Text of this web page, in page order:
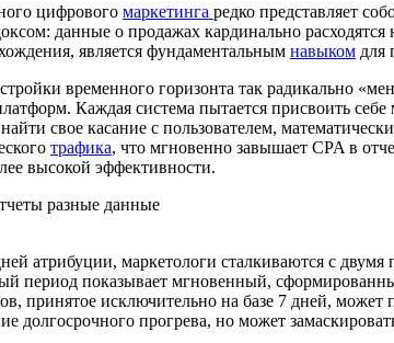
цифрового маркетинга редко представляет
данные о продажах кардинально
является фундаментальным навыком для
временного горизонта так радикально
Каждая система пытается присвоить
найти свое касание с пользователем,
трафика, что мгновенно завышает CPA в
высокой эффективности.
атрибуции, маркетологи сталкиваются с
период показывает мгновенный,
принятое исключительно на базе 7 дней,
долгосрочного прогрева, но может